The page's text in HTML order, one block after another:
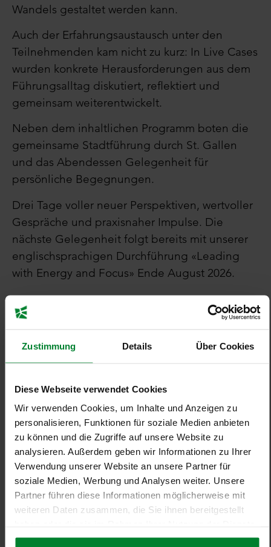
Zustimmung Details Über Cookies
Diese Webseite verwendet Cookies
Wir verwenden Cookies, um Inhalte und Anzeigen zu
personalisieren, Funktionen für soziale Medien anbieten
zu können und die Zugriffe auf unsere Website zu
analysieren. Außerdem geben wir Informationen zu Ihrer
Verwendung unserer Website an unsere Partner für
soziale Medien, Werbung und Analysen weiter. Unsere
Partner führen diese Informationen möglicherweise mit
weiteren Daten zusammen, die Sie ihnen bereitgestellt
gesammelt haben.
Wandels gestaltet werden kann.
Auch der Erfahrungsaustausch unter den
Teilnehmenden kam nicht zu kurz: In Live Cases
wurden konkrete Herausforderungen aus dem
Führungsalltag diskutiert, reflektiert und
gemeinsam weiterentwickelt.
Neben dem inhaltlichen Programm boten die
gemeinsame Stadtführung durch St. Gallen
und das Abendessen Gelegenheit für
persönliche Begegnungen.
Drei Tage voller neuer Perspektiven, wertvoller
Gespräche und praxisnaher Impulse. Die
nächste Gelegenheit folgt bereits mit unserer
englischsprachigen Durchführung «Leading
with Energy and Focus» Ende August 2026.
Zur Anmeldung «Leading with Energy and Focus»